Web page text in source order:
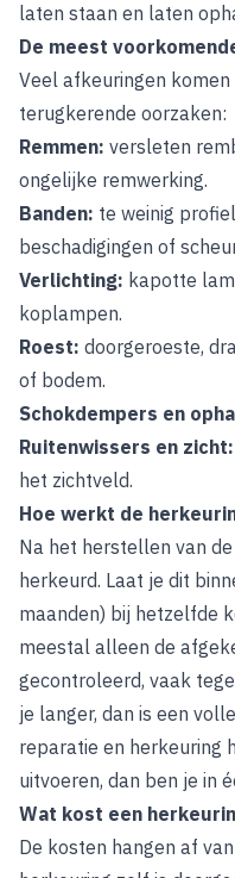
laten staan en laten
De meest
Veel afkeuringen
terugkerende oorzaken:
Remmen: versleten
ongelijke remwerking.
Banden: te weinig
beschadigingen of
Verlichting: kapotte
koplampen.
Roest: doorgeroeste,
of bodem.
Schokdempers en
Ruitenwissers en zicht:
het zichtveld.
Hoe werkt de
Na het herstellen van
herkeurd. Laat je dit
maanden) bij hetzelfde
meestal alleen de
gecontroleerd, vaak
je langer, dan is een
reparatie en herkeuring
uitvoeren, dan ben je in
Wat kost een
De kosten hangen af